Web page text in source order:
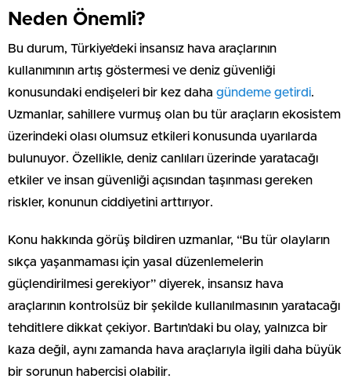
Neden Önemli?
Bu durum, Türkiye’deki insansız hava araçlarının
kullanımının artış göstermesi ve deniz güvenliği
konusundaki endişeleri bir kez daha gündeme getirdi.
Uzmanlar, sahillere vurmuş olan bu tür araçların ekosistem
üzerindeki olası olumsuz etkileri konusunda uyarılarda
bulunuyor. Özellikle, deniz canlıları üzerinde yaratacağı
etkiler ve insan güvenliği açısından taşınması gereken
riskler, konunun ciddiyetini arttırıyor.
Konu hakkında görüş bildiren uzmanlar, “Bu tür olayların
sıkça yaşanmaması için yasal düzenlemelerin
güçlendirilmesi gerekiyor” diyerek, insansız hava
araçlarının kontrolsüz bir şekilde kullanılmasının yaratacağı
tehditlere dikkat çekiyor. Bartın’daki bu olay, yalnızca bir
kaza değil, aynı zamanda hava araçlarıyla ilgili daha büyük
bir sorunun habercisi olabilir.